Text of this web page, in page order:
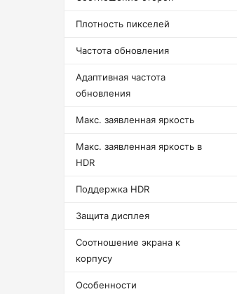
Плотность пикселей
Частота обновления
Адаптивная частота
обновления
Макс. заявленная яркость
Макс. заявленная яркость в
HDR
Поддержка HDR
Защита дисплея
Соотношение экрана к
корпусу
Особенности